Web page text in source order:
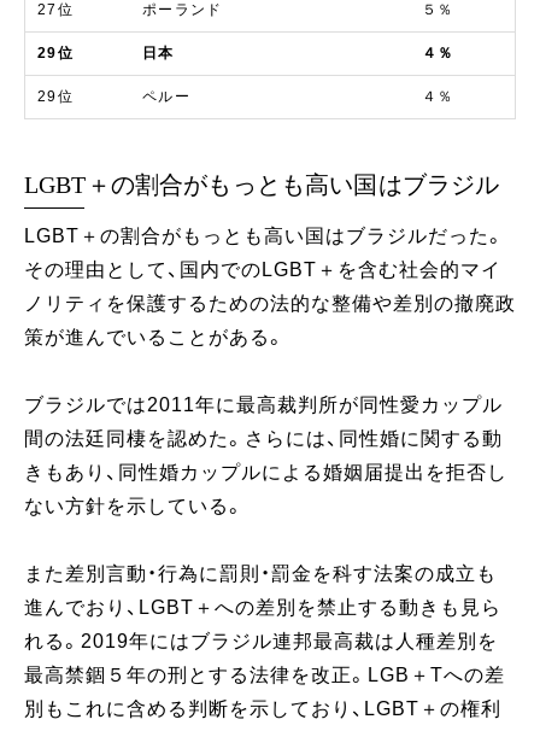
27位 ポーランド ５％
29位 日本 ４％
29位 ペルー ４％
LGBT＋の割合がもっとも高い国はブラジル
LGBT＋の割合がもっとも高い国はブラジルだった。
その理由として、国内でのLGBT＋を含む社会的マイ
ノリティを保護するための法的な整備や差別の撤廃政
策が進んでいることがある。
ブラジルでは2011年に最高裁判所が同性愛カップル
間の法廷同棲を認めた。さらには、同性婚に関する動
きもあり、同性婚カップルによる婚姻届提出を拒否し
ない方針を示している。
また差別言動・行為に罰則・罰金を科す法案の成立も
進んでおり、LGBT＋への差別を禁止する動きも見ら
れる。2019年にはブラジル連邦最高裁は人種差別を
最高禁錮５年の刑とする法律を改正。LGB＋Tへの差
別もこれに含める判断を示しており、LGBT＋の権利